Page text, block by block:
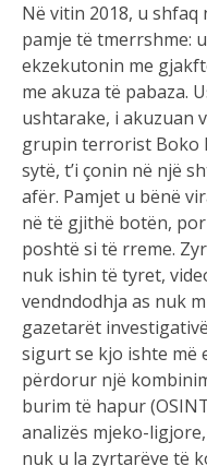
Në vitin 2018, u shfaq
pamje të tmerrshme:
ekzekutonin me
me akuza të pabaza.
ushtarake, i akuzuan
grupin terrorist Boko
sytë, t’i çonin në një
afër. Pamjet u bënë
në të gjithë botën,
poshtë si të rreme.
nuk ishin të tyret,
vendndodhja as nuk
gazetarët
sigurt se kjo ishte më
përdorur një
burim të hapur
analizës mjeko-
nuk u la zyrtarëve të